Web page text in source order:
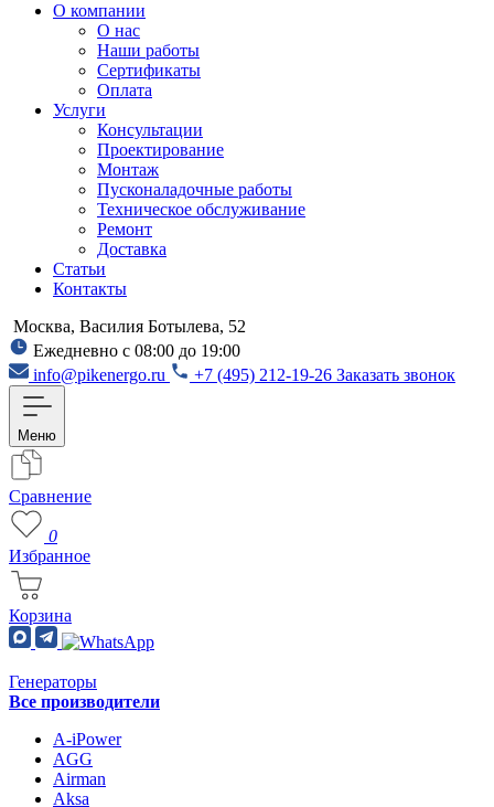
О компании
О нас
Наши работы
Сертификаты
Оплата
Услуги
Консультации
Проектирование
Монтаж
Пусконаладочные работы
Техническое обслуживание
Ремонт
Доставка
Статьи
Контакты
Москва, Василия Ботылева, 52
Ежедневно с 08:00 до 19:00
info@pikenergo.ru
+7 (495) 212-19-26 Заказать звонок
Меню
Сравнение
0
Избранное
Корзина
Генераторы
Все производители
A-iPower
AGG
Airman
Aksa